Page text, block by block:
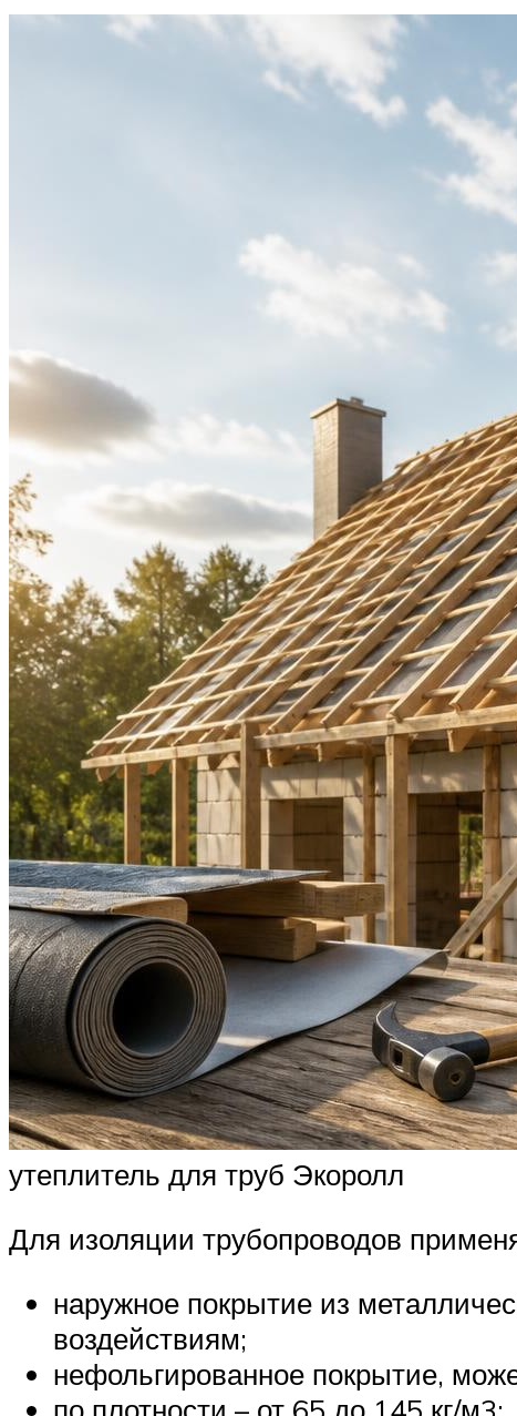
утеплитель для труб Экоролл
Для изоляции трубопроводов
наружное покрытие из
воздействиям;
нефольгированное покрытие,
по плотности – от 65 до 145 кг/м3;